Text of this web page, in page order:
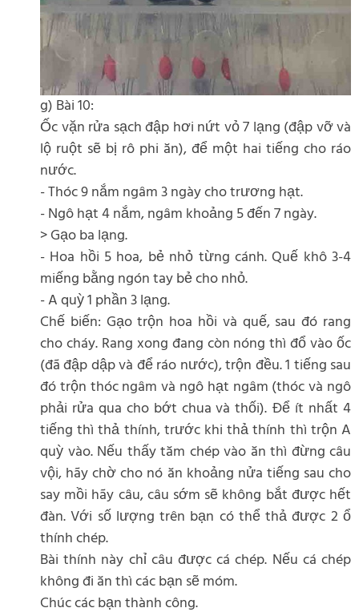
g) Bài 10:
Ốc vặn rửa sạch đập hơi nứt vỏ 7 lạng (đập vỡ và
lộ ruột sẽ bị rô phi ăn), để một hai tiếng cho ráo
nước.
- Thóc 9 nắm ngâm 3 ngày cho trương hạt.
- Ngô hạt 4 nắm, ngâm khoảng 5 đến 7 ngày.
> Gạo ba lạng.
- Hoa hồi 5 hoa, bẻ nhỏ từng cánh. Quế khô 3-4
miếng bằng ngón tay bẻ cho nhỏ.
- A quỳ 1 phần 3 lạng.
Chế biến: Gạo trộn hoa hồi và quế, sau đó rang
cho cháy. Rang xong đang còn nóng thì đổ vào ốc
(đã đập dập và để ráo nước), trộn đều. 1 tiếng sau
đó trộn thóc ngâm và ngô hạt ngâm (thóc và ngô
phải rửa qua cho bớt chua và thối). Để ít nhất 4
tiếng thì thả thính, trước khi thả thính thì trộn A
quỳ vào. Nếu thấy tăm chép vào ăn thì đừng câu
vội, hãy chờ cho nó ăn khoảng nửa tiếng sau cho
say mồi hãy câu, câu sớm sẽ không bắt được hết
đàn. Với số lượng trên bạn có thể thả được 2 ổ
thính chép.
Bài thính này chỉ câu được cá chép. Nếu cá chép
không đi ăn thì các bạn sẽ móm.
Chúc các bạn thành công.